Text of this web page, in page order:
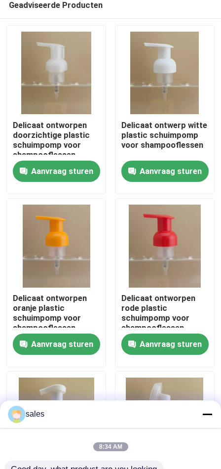
Thuis
Over ons
Geadviseerde Producten
Delicaat ontworpen
doorzichtige plastic
schuimpomp voor
shampooflessen
Aanvraag sturen
Delicaat ontwerp witte
plastic schuimpomp
voor shampooflessen
Aanvraag sturen
Delicaat ontworpen
oranje plastic
schuimpomp voor
shampooflessen
Aanvraag sturen
Delicaat ontworpen
rode plastic
schuimpomp voor
shampooflessen
Aanvraag sturen
sales
8:34 AM